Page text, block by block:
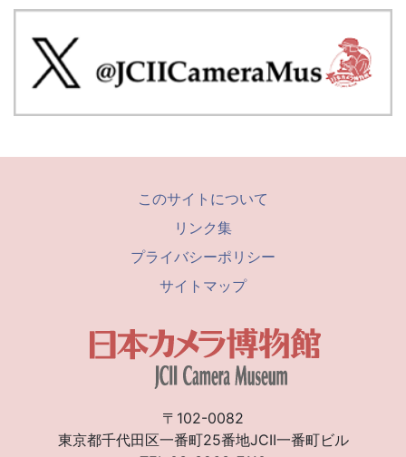
このサイトについて
リンク集
プライバシーポリシー
サイトマップ
〒102-0082
東京都千代田区一番町25番地JCII一番町ビル